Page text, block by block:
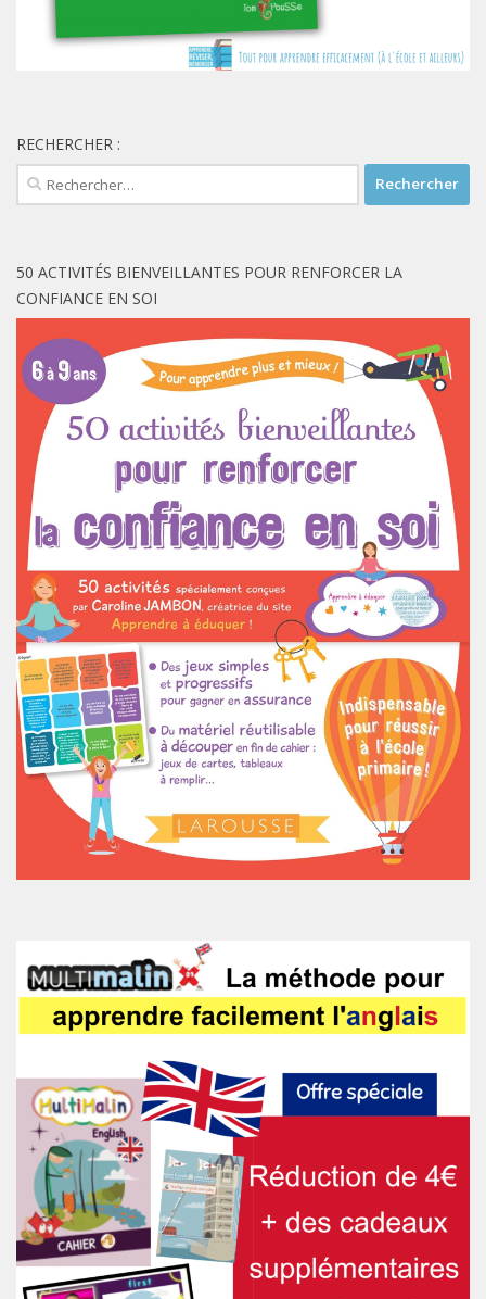
RECHERCHER :
Rechercher :
50 ACTIVITÉS BIENVEILLANTES POUR RENFORCER LA
CONFIANCE EN SOI